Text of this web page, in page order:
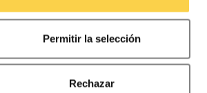
Permitir la selección
Rechazar